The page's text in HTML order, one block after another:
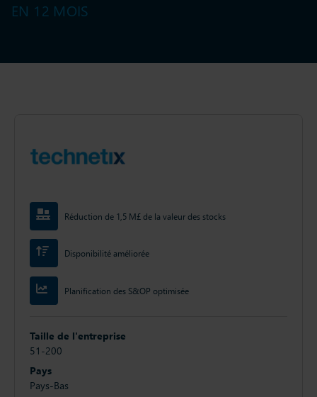
EN 12 MOIS
Réduction de 1,5 M£ de la valeur des stocks
Disponibilité améliorée
Planification des S&OP optimisée
Taille de l'entreprise
51-200
Pays
Pays-Bas